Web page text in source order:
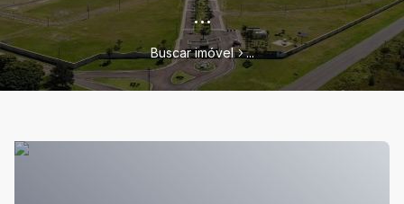
...
Buscar imóvel ...